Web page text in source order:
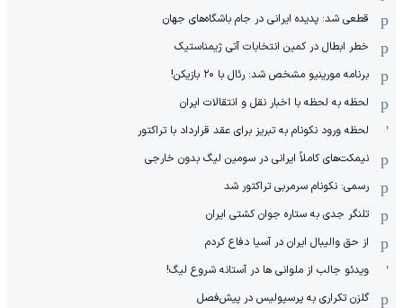
قطعی شد: پدیده ایرانی در جام باشگاه‌های جهان
خطر ابطال در کمین انتخابات آتی ژیمناستیک
برنامه مورینیو مشخص شد: رئال با ۲۰ بازیکن!
لحظه به لحظه با اخبار نقل و انتقالات ایران
لحظه ورود نکونام به تبریز برای عقد قرارداد با تراکتور
نیمکت‌های کاملاً ایرانی در سومین لیگ بدون خارجی
رسمی: نکونام سرمربی تراکتور شد
تلنگر جدی به ستاره جوان کشتی ایران
از حق والیبال ایران در آسیا دفاع کردم
ویدئو جالب از ملوانی ها در آستانه شروع لیگ!
گلزن تکراری به پرسپولیس در پیش‌فصل